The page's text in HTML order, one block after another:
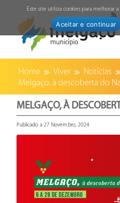
Home Viver
Notícias
Melgaço, à descoberta do
MELGAÇO, À
Publicado a 27 Novembro, 2024
Este site utiliza cookies para melhorar
Aceitar e continuar